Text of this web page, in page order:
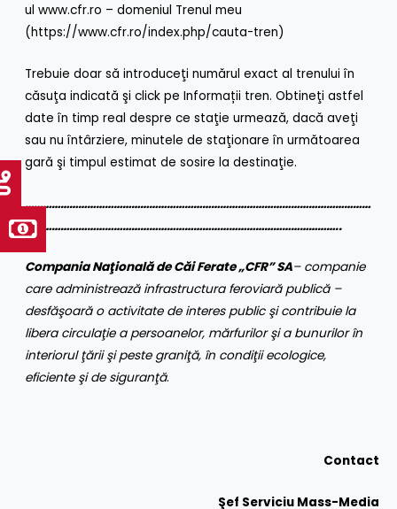
ulwww.cfr.ro – domeniul Trenul meu
(https://www.cfr.ro/index.php/cauta-tren)
Trebuie doar să introduceţi numărul exact al trenului în
căsuţa indicată şi click pe Informații tren. Obtineţi astfel
date în timp real despre ce staţie urmează, dacă aveţi
sau nu întârziere, minutele de staţionare în următoarea
gară şi timpul estimat de sosire la destinaţie.
………………………………………………………………………………………………………
……………………………………………………………………………………………..
Compania Naţională de Căi Ferate „CFR” SA– companie
care administrează infrastructura feroviară publică –
desfăşoară o activitate de interes public şi contribuie la
libera circulaţie a persoanelor, mărfurilor şi a bunurilor în
interiorul ţării şi peste graniţă, în condiţii ecologice,
eficiente şi de siguranţă.
Contact
Şef Serviciu Mass-Media